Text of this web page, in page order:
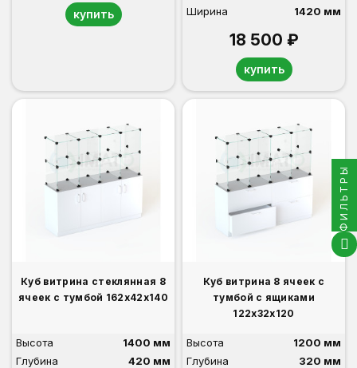
купить
Ширина
1420 мм
18 500 ₽
купить
Куб витрина стеклянная 8
ячеек с тумбой 162х42х140
Высота
1400 мм
Глубина
420 мм
Куб витрина 8 ячеек с
тумбой с ящиками
122х32х120
Высота
1200 мм
Глубина
320 мм
ФИЛЬТРЫ